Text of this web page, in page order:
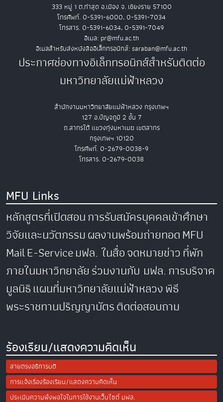
333 หมู่ 1 ต.ท่าสุด อ.เมือง จ. เชียงราย 57100
โทรศัพท์. 0-5391-6000, 0-5391-7034
โทรสาร. 0-5391-6034, 0-5391-7049
อีเมล: pr@mfu.ac.th
อีเมลสำหรับส่งหนังสืออิเล็กทรอนิกส์: saraban@mfu.ac.th
ประกาศช่องทางอิเล็กทรอนิกส์สำหรับติดต่อ
มหาวิทยาลัยแม่ฟ้าหลวง
สำนักงานมหาวิทยาลัยแม่ฟ้าหลวง กรุงเทพฯ
127 อ.ปัญจภูมิ 2 ชั้น 7
ถ.สาทรใต้ แขวงทุ่งมหาเมฆ เขตสาทร
กรุงเทพฯ 10120
โทรศัพท์. 0-2679-0038-9
โทรสาร. 0-2679-0038
MFU Links
หลักสูตรที่เปิดสอนการรับสมัครบุคคลเข้าศึกษา
วิจัยและนวัตกรรมผลงานพร้อมถ่ายทอดMFU
MailE-Serviceมฟล. ในสื่อจดหมายข่าวที่พัก
ภายในมหาวิทยาลัยร่วมงานกับ มฟล.การบริจาค
มูลนิธิแผนที่มหาวิทยาลัยแม่ฟ้าหลวงพิธี
พระราชทานปริญญาบัตรติดต่อสอบถาม
ร้องเรียน/แสดงความคิดเห็น
สายตรงอธิการบดี
การแจ้งเรื่องร้องเรียน/แสดงความคิดเห็น
ประเมินความพึงพอใจในการใช้งานเว็บไซต์ มฟล.